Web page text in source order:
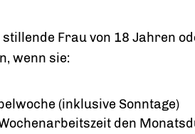
Frau von 18 Jahren
wenn sie:
(inklusive Sonntage)
den